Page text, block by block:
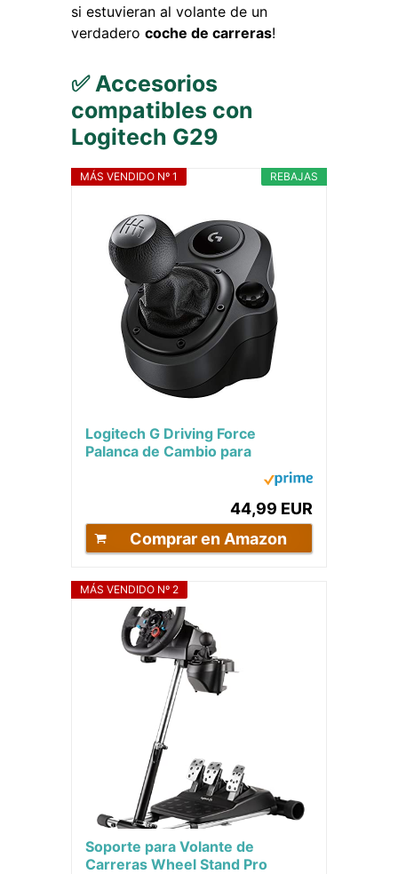
si estuvieran al volante de un
verdadero coche de carreras!
✅ Accesorios
compatibles con
Logitech G29
REBAJAS
MÁS VENDIDO Nº 1
Logitech G Driving Force
Palanca de Cambio para
44,99 EUR
Comprar en Amazon
MÁS VENDIDO Nº 2
Soporte para Volante de
Carreras Wheel Stand Pro